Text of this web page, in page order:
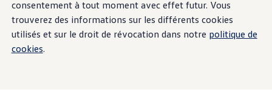
consentement à tout moment avec effet futur. Vous
trouverez des informations sur les différents cookies
utilisés et sur le droit de révocation dans notre politique de
cookies.
Tiguan
Tayron
ID.3 GTX FIRE+ICE
Notre famille ID. représente une nouvelle génération de
véhicules électriques qui permettent de parcourir de grandes
distances sur une seule charge de la batterie. L’électromobilité